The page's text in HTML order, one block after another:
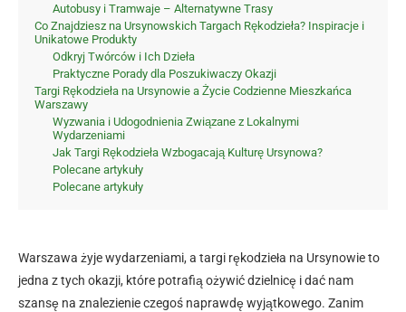
Autobusy i Tramwaje – Alternatywne Trasy
Co Znajdziesz na Ursynowskich Targach Rękodzieła? Inspiracje i
Unikatowe Produkty
Odkryj Twórców i Ich Dzieła
Praktyczne Porady dla Poszukiwaczy Okazji
Targi Rękodzieła na Ursynowie a Życie Codzienne Mieszkańca
Warszawy
Wyzwania i Udogodnienia Związane z Lokalnymi
Wydarzeniami
Jak Targi Rękodzieła Wzbogacają Kulturę Ursynowa?
Polecane artykuły
Polecane artykuły
Warszawa żyje wydarzeniami, a targi rękodzieła na Ursynowie to
jedna z tych okazji, które potrafią ożywić dzielnicę i dać nam
szansę na znalezienie czegoś naprawdę wyjątkowego. Zanim